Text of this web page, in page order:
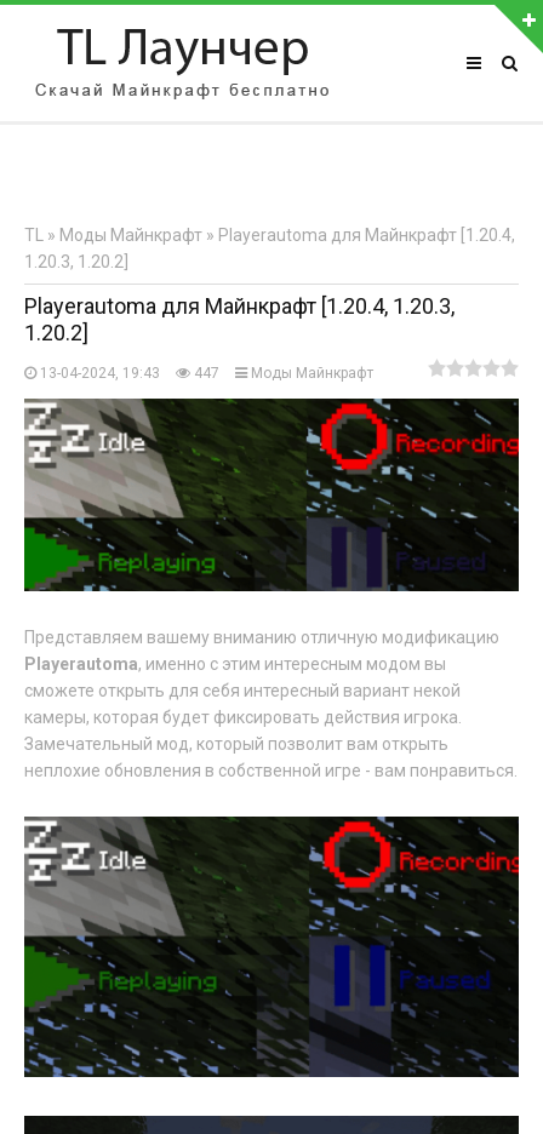
АВТОРИЗАЦИЯ НА САЙТЕ
Регистрация
TL » Моды Майнкрафт » Playerautoma для Майнкрафт [1.20.4,
1.20.3, 1.20.2]
Playerautoma для Майнкрафт [1.20.4, 1.20.3,
1.20.2]
13-04-2024, 19:43 447 Моды Майнкрафт
Представляем вашему вниманию отличную модификацию
Playerautoma, именно с этим интересным модом вы
сможете открыть для себя интересный вариант некой
камеры, которая будет фиксировать действия игрока.
Замечательный мод, который позволит вам открыть
неплохие обновления в собственной игре - вам понравиться.